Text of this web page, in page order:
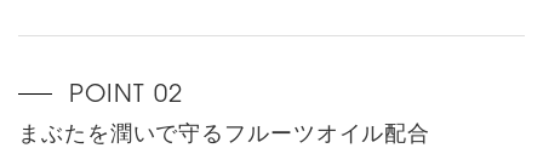
まぶたを潤いで守るフルーツオイル配合